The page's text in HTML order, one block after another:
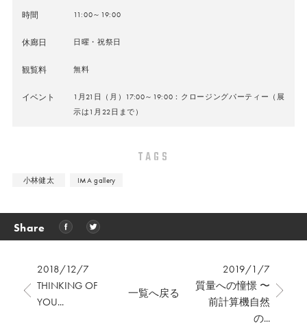
時間 11:00～19:00
休廊日 日曜・祝祭日
観覧料 無料
イベント
1月21日（月）17:00～19:00：クロージングパーティー（展
示は1月22日まで）
TAGS
小林健太 IMA gallery
Share
2018/12/7
THINKING OF
YOU...
2019/1/7
質量への憧憬 〜
前計算機自然
の...
一覧へ戻る